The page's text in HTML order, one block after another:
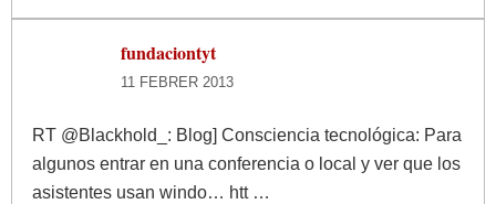
fundaciontyt
11 FEBRER 2013
RT @Blackhold_: Blog] Consciencia tecnológica: Para
algunos entrar en una conferencia o local y ver que los
asistentes usan windo… htt …